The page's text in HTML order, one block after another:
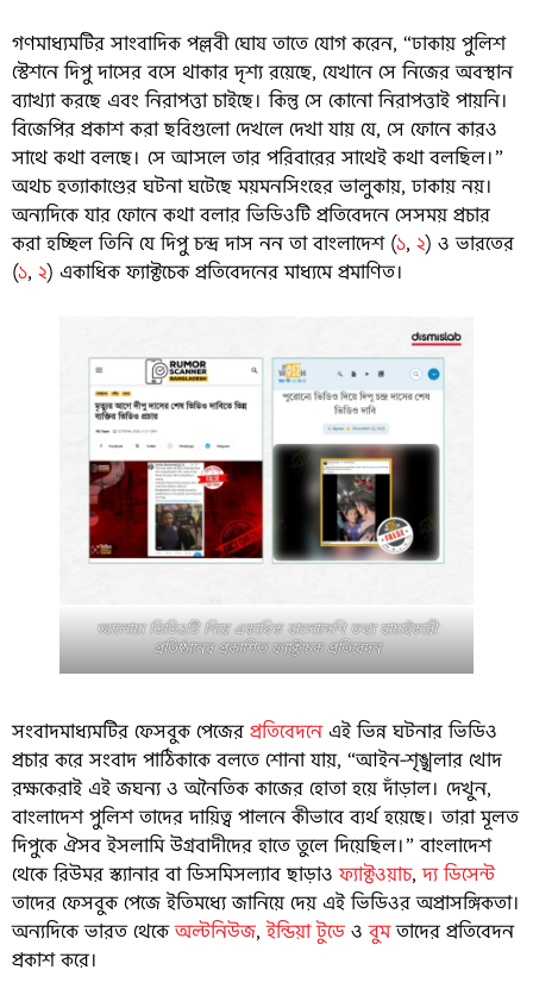
গণমাধ্যমটির সাংবাদিক পল্লবী ঘোষ তাতে যোগ করেন, “ঢাকায় পুলিশ
স্টেশনে দিপু দাসের বসে থাকার দৃশ্য রয়েছে, যেখানে সে নিজের অবস্থান
ব্যাখ্যা করছে এবং নিরাপত্তা চাইছে। কিন্তু সে কোনো নিরাপত্তাই পায়নি।
বিজেপির প্রকাশ করা ছবিগুলো দেখলে দেখা যায় যে, সে ফোনে কারও
সাথে কথা বলছে। সে আসলে তার পরিবারের সাথেই কথা বলছিল।”
অথচ হত্যাকাণ্ডের ঘটনা ঘটেছে ময়মনসিংহের ভালুকায়, ঢাকায় নয়।
অন্যদিকে যার ফোনে কথা বলার ভিডিওটি প্রতিবেদনে সেসময় প্রচার
করা হচ্ছিল তিনি যে দিপু চন্দ্র দাস নন তা বাংলাদেশ (১, ২) ও ভারতের
(১, ২) একাধিক ফ্যাক্টচেক প্রতিবেদনের মাধ্যমে প্রমাণিত।
আলোচ্য ভিডিওটি নিয়ে একাধিক বাংলাদেশি তথ্য যাচাইকারী
প্রতিষ্ঠানের প্রকাশিত ফ্যাক্টচেক প্রতিবেদন
সংবাদমাধ্যমটির ফেসবুক পেজের প্রতিবেদনেএই ভিন্ন ঘটনার ভিডিও
প্রচার করে সংবাদ পাঠিকাকে বলতে শোনা যায়, “আইন-শৃঙ্খলার খোদ
রক্ষকেরাই এই জঘন্য ও অনৈতিক কাজের হোতা হয়ে দাঁড়াল। দেখুন,
বাংলাদেশ পুলিশ তাদের দায়িত্ব পালনে কীভাবে ব্যর্থ হয়েছে। তারা মূলত
দিপুকে ঐসব ইসলামি উগ্রবাদীদের হাতে তুলে দিয়েছিল।” বাংলাদেশ
থেকে রিউমর স্ক্যানার বা ডিসমিসল্যাব ছাড়াওফ্যাক্টওয়াচ,দ্য ডিসেন্ট
তাদের ফেসবুক পেজে ইতিমধ্যে জানিয়ে দেয় এই ভিডিওর অপ্রাসঙ্গিকতা।
অন্যদিকে ভারত থেকেঅল্টনিউজ,ইন্ডিয়া টুডে ওবুমতাদের প্রতিবেদন
প্রকাশ করে।